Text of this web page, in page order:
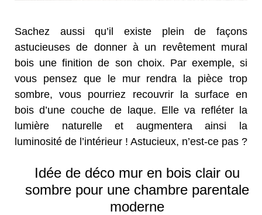
Sachez aussi qu’il existe plein de façons
astucieuses de donner à un revêtement mural
bois une finition de son choix. Par exemple, si
vous pensez que le mur rendra la pièce trop
sombre, vous pourriez recouvrir la surface en
bois d’une couche de laque. Elle va refléter la
lumière naturelle et augmentera ainsi la
luminosité de l’intérieur ! Astucieux, n’est-ce pas ?
Idée de déco mur en bois clair ou
sombre pour une chambre parentale
moderne